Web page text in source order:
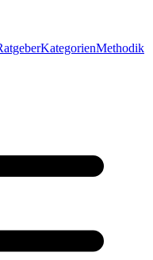
KategorienMethodik